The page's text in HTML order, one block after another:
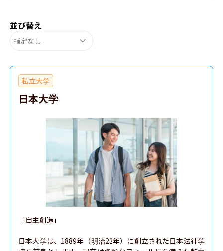
並び替え
指定なし
私立大学
日本大学
「自主創造」
日本大学は、1889年（明治22年）に創立された日本法律学